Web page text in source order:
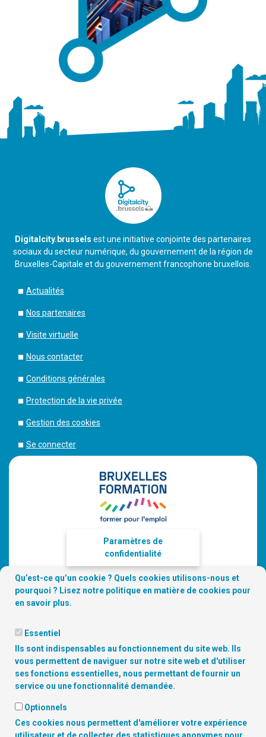
Digitalcity.brussels est une initiative conjointe des partenaires
sociaux du secteur numérique, du gouvernement de la région de
Bruxelles-Capitale et du gouvernement francophone bruxellois.
Actualités
Nos partenaires
Visite virtuelle
Nous contacter
Conditions générales
Protection de la vie privée
Gestion des cookies
Se connecter
Copyright© 2026 Digitalcity.brussels | Trouvez-nous sur les
réseaux sociaux:
Paramètres de
confidentialité
Qu’est-ce qu’un cookie ? Quels cookies utilisons-nous et
pourquoi ? Lisez notre politique en matière de cookies pour
en savoir plus.
Essentiel
Ils sont indispensables au fonctionnement du site web. Ils
vous permettent de naviguer sur notre site web et d'utiliser
ses fonctions essentielles, nous permettant de fournir un
service ou une fonctionnalité demandée.
Optionnels
Ces cookies nous permettent d'améliorer votre expérience